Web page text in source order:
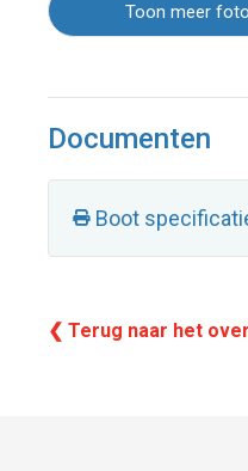
Toon meer
Documenten
Boot
❮ Terug naar het